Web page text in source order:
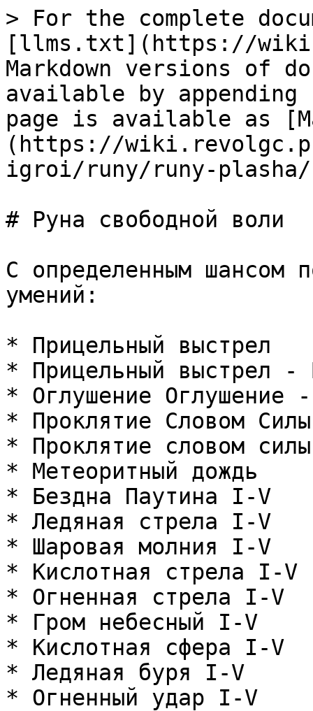
> For the complete
[llms.txt](https://
Markdown versions of
available by
page is available as
(https://
igroi/runy/runy-
# Руна свободной воли
С определенным шансом
умений:
* Прицельный выстрел
* Прицельный выстрел -
* Оглушение Оглушение
* Проклятие Словом Силы
* Проклятие словом
* Метеоритный дождь
* Бездна Паутина I-V
* Ледяная стрела I-V
* Шаровая молния I-V
* Кислотная стрела I-V
* Огненная стрела I-V
* Гром небесный I-V
* Кислотная сфера I-V
* Ледяная буря I-V
* Огненный удар I-V